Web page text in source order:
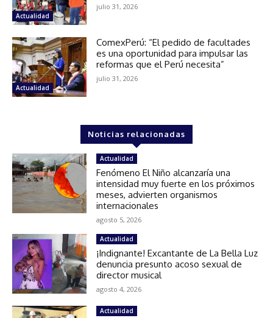
Actualidad
julio 31, 2026
Actualidad
ComexPerú: “El pedido de facultades
es una oportunidad para impulsar las
reformas que el Perú necesita”
julio 31, 2026
Noticias relacionadas
Actualidad
Fenómeno El Niño alcanzaría una
intensidad muy fuerte en los próximos
meses, advierten organismos
internacionales
agosto 5, 2026
Actualidad
¡Indignante! Excantante de La Bella Luz
denuncia presunto acoso sexual de
director musical
agosto 4, 2026
Actualidad